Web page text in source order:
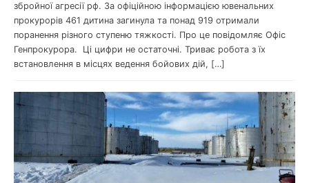
збройної агресії рф. За офіційною інформацією ювенальних
прокурорів 461 дитина загинула та понад 919 отримали
поранення різного ступеню тяжкості. Про це повідомляє Офіс
Генпрокурора. Ці цифри не остаточні. Триває робота з їх
встановлення в місцях ведення бойових дій, […]